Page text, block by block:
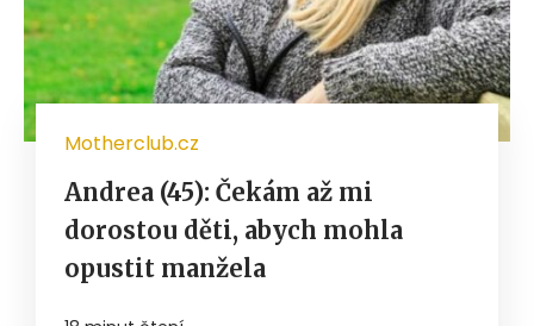
Motherclub.cz
Andrea (45): Čekám až mi
dorostou děti, abych mohla
opustit manžela